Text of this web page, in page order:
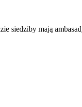
siedziby mają